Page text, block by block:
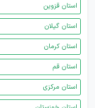
استان قزوین
استان گیلان
استان کرمان
استان قم
استان مرکزی